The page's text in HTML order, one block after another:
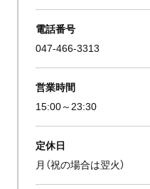
電話番号
047-466-3313
営業時間
15:00～23:30
定休日
月（祝の場合は翌火）